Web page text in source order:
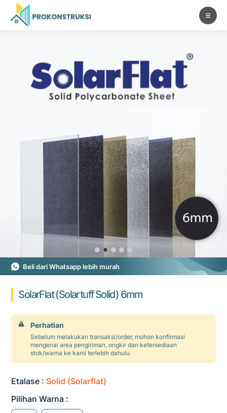
Beli dari Whatsapp lebih murah
SolarFlat (Solartuff Solid) 6mm
Perhatian
Sebelum melakukan transaksi/order, mohon konfirmasi
mengenai area pengiriman, ongkir dan ketersediaan
stok/warna ke kami terlebih dahulu
Etalase : Solid (Solarflat)
Pilihan Warna :